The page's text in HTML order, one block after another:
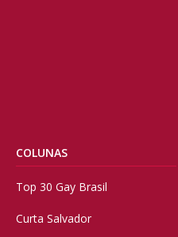
COLUNAS
Top 30 Gay Brasil
Curta Salvador